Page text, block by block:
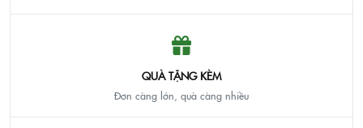
QUÀ TẶNG KÈM
Đơn càng lớn, quà càng nhiều